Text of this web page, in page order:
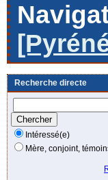
Recherche directe
Intéressé(e)
Mère, conjoint,